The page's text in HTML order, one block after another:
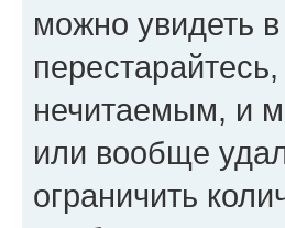
можно увидеть
нечитаемым, и
или вообще
ограничить